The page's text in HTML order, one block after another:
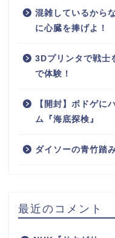
混雑しているから
に心臓を捧げよ！
3Dプリンタで戦士
で体験！
【開封】ボドゲに
ム『海底探検』
ダイソーの青竹踏
最近のコメント